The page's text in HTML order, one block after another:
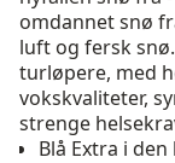
omdannet snø
luft og fersk
turløpere, med
vokskvaliteter,
strenge
Blå Extra i